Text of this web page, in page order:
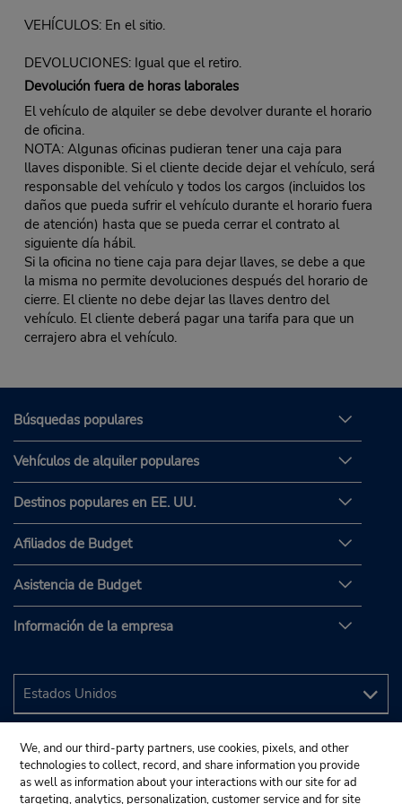
VEHÍCULOS: En el sitio.
DEVOLUCIONES: Igual que el retiro.
Devolución fuera de horas laborales
El vehículo de alquiler se debe devolver durante el horario
de oficina.
NOTA: Algunas oficinas pudieran tener una caja para
llaves disponible. Si el cliente decide dejar el vehículo, será
responsable del vehículo y todos los cargos (incluidos los
daños que pueda sufrir el vehículo durante el horario fuera
de atención) hasta que se pueda cerrar el contrato al
siguiente día hábil.
Si la oficina no tiene caja para dejar llaves, se debe a que
la misma no permite devoluciones después del horario de
cierre. El cliente no debe dejar las llaves dentro del
vehículo. El cliente deberá pagar una tarifa para que un
cerrajero abra el vehículo.
Búsquedas populares
Vehículos de alquiler populares
Destinos populares en EE. UU.
Afiliados de Budget
Asistencia de Budget
Información de la empresa
We, and our third-party partners, use cookies, pixels, and other
technologies to collect, record, and share information you provide
as well as information about your interactions with our site for ad
targeting, analytics, personalization, customer service and for site